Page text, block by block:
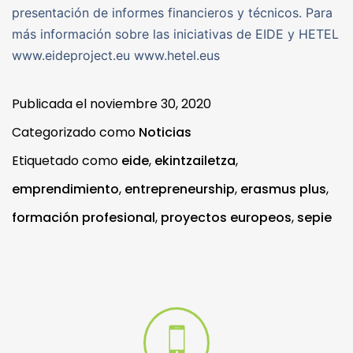
presentación de informes financieros y técnicos. Para
más información sobre las iniciativas de EIDE y HETEL
www.eideproject.eu www.hetel.eus
Publicada el noviembre 30, 2020
Categorizado como Noticias
Etiquetado como eide, ekintzailetza,
emprendimiento, entrepreneurship, erasmus plus,
formación profesional, proyectos europeos, sepie